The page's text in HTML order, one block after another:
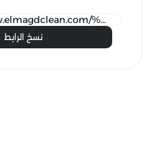
نسخ الرابط